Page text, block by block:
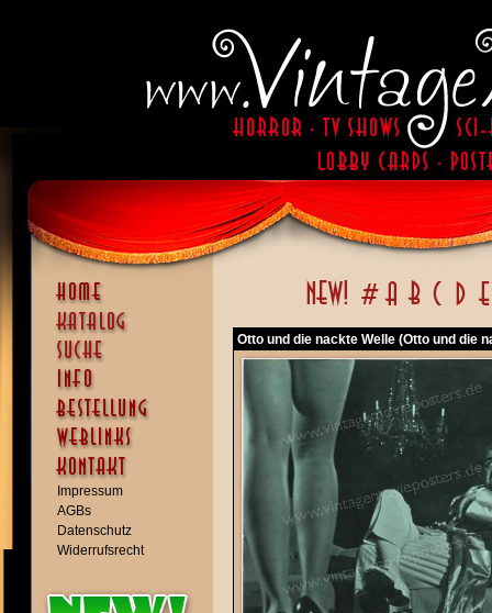
Impressum
AGBs
Datenschutz
Widerrufsrecht
Otto und die nackte Welle (Otto und die